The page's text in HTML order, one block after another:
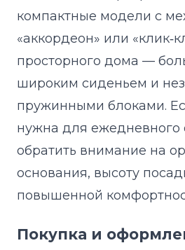
компактные модели с
«аккордеон» или
просторного дома —
широким сиденьем и
пружинными блоками.
нужна для ежедневного
обратить внимание на
основания, высоту
повышенной
Покупка и